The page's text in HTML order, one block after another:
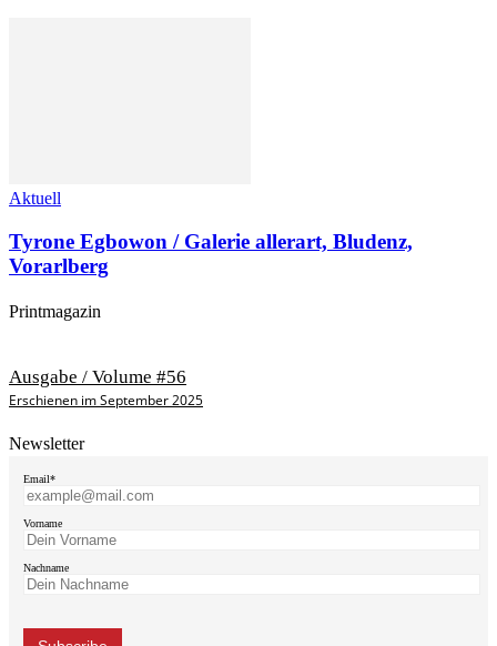
Aktuell
Tyrone Egbowon / Galerie allerart, Bludenz,
Vorarlberg
Printmagazin
Ausgabe / Volume #56
Erschienen im September 2025
Newsletter
Email*
Vorname
Nachname